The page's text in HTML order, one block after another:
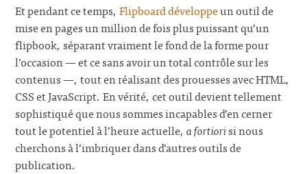
Et pendant ce temps,Flipboard développeun outil de
mise en pages un million de fois plus puissant qu’un
flipbook, séparant vraiment le fond de la forme pour
l’occasion — et ce sans avoir un total contrôle sur les
contenus —, tout en réalisant des prouesses avec HTML,
CSS et JavaScript. En vérité, cet outil devient tellement
sophistiqué que nous sommes incapables d’en cerner
tout le potentiel à l’heure actuelle,a fortiorisi nous
cherchons à l’imbriquer dans d’autres outils de
publication.